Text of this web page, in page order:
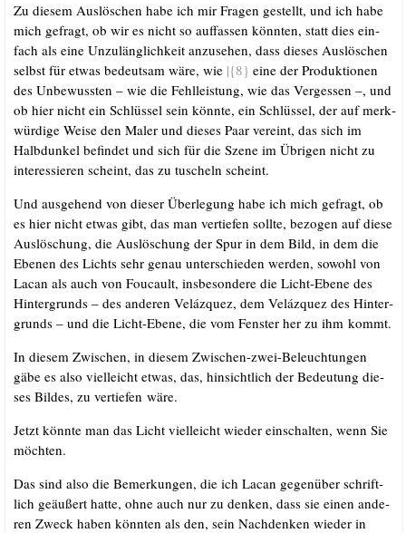
Zu die­sem Aus­lö­schen habe ich mir Fra­gen gestellt, und ich habe
mich gefragt, ob wir es nicht so auf­fas­sen könn­ten, statt dies ein­
fach als eine Unzu­läng­lich­keit anzu­se­hen, dass die­ses Aus­lö­schen
selbst für etwas bedeut­sam wäre, wie |{8} eine der Pro­duk­tio­nen
des Unbe­wuss­ten – wie die Fehl­leis­tung, wie das Ver­ges­sen –, und
ob hier nicht ein Schlüs­sel sein könn­te, ein Schlüs­sel, der auf merk­
wür­di­ge Wei­se den Maler und die­ses Paar ver­eint, das sich im
Halb­dun­kel befin­det und sich für die Sze­ne im Übri­gen nicht zu
inter­es­sie­ren scheint, das zu tuscheln scheint.
Und aus­ge­hend von die­ser Über­le­gung habe ich mich gefragt, ob
es hier nicht etwas gibt, das man ver­tie­fen soll­te, bezo­gen auf die­se
Aus­lö­schung, die Aus­lö­schung der Spur in dem Bild, in dem die
Ebe­nen des Lichts sehr genau unter­schie­den wer­den, sowohl von
Lacan als auch von Fou­cault, ins­be­son­de­re die Licht-Ebe­ne des
Hin­ter­grunds – des ande­ren Veláz­quez, dem Veláz­quez des Hin­ter­
grunds – und die Licht-Ebe­ne, die vom Fens­ter her zu ihm kommt.
In die­sem Zwi­schen, in die­sem Zwi­schen-zwei-Beleuch­tun­gen
gäbe es also viel­leicht etwas, das, hin­sicht­lich der Bedeu­tung die­
ses Bil­des, zu ver­tie­fen wäre.
Jetzt könn­te man das Licht viel­leicht wie­der ein­schal­ten, wenn Sie
möchten.
Das sind also die Bemer­kun­gen, die ich Lacan gegen­über schrift­
lich geäu­ßert hat­te, ohne auch nur zu den­ken, dass sie einen ande­
ren Zweck haben könn­ten als den, sein Nach­den­ken wie­der in